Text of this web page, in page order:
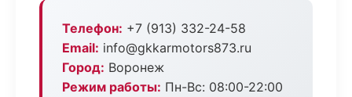
Телефон: +7 (913) 332-24-58
Email: info@gkkarmotors873.ru
Город: Воронеж
Режим работы: Пн-Вс: 08:00-22:00